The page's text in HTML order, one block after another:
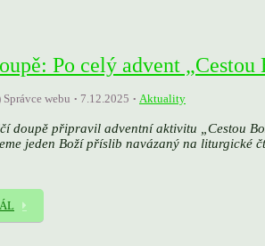
Po celý advent
webu 7.12.2025 Aktuality
doupě připravil adventní aktivitu „Cestou
jeden Boží příslib navázaný na liturgické